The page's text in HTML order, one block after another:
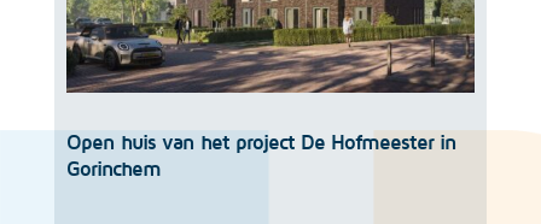
Open huis van het project De Hofmeester in
Gorinchem